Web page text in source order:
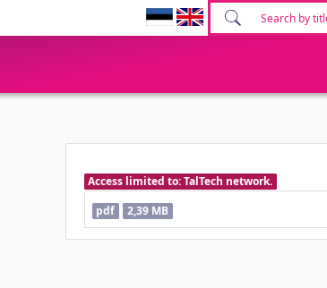
Access limited to: TalTech network.
pdf
2,39 MB